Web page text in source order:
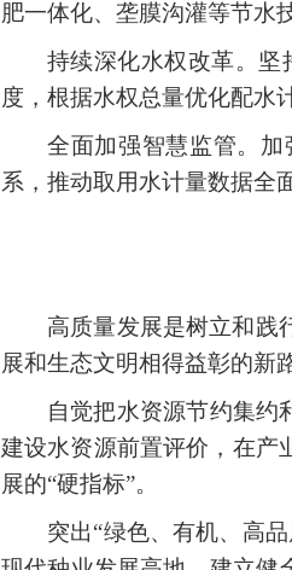
肥一体化、垄膜沟灌等节水
持续深化水权改革。坚
度，根据水权总量优化配水
全面加强智慧监管。加
系，推动取用水计量数据全
高质量发展是树立和践
展和生态文明相得益彰的新
自觉把水资源节约集约
建设水资源前置评价，在产
展的“硬指标”。
突出“绿色、有机、高